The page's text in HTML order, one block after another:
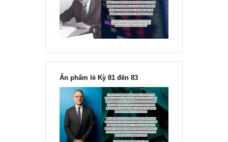
“Đừng sợ mua cổ phiếu dài hạn
chỉ vì chiến tranh”, ngài Philip
Fisher